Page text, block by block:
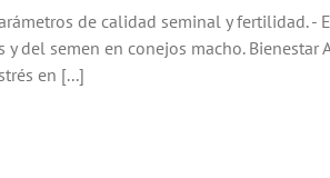
de calidad seminal y fertilidad.
del semen en conejos macho. Bienestar
en [...]